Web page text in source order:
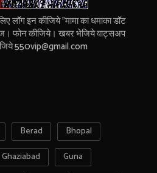
लॉग इन कीजिये "मामा का धमाका डॉट
फोन कीजिये। खबर भेजिये वाट्सअप
550vip@gmail.com
Berad
Bhopal
Ghaziabad
Guna